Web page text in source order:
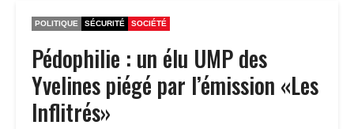
POLITIQUE SÉCURITÉ SOCIÉTÉ
Pédophilie : un élu UMP des
Yvelines piégé par l’émission «Les
Inflitrés»